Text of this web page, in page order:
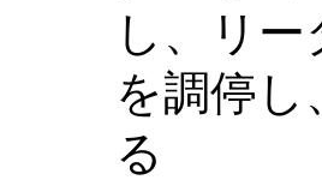
し、リ
を調停
る